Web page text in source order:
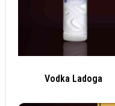
Vodka Ladoga